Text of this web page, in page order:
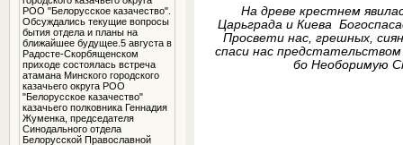
РОО "Белорусское казачество".
Обсуждались текущие вопросы
бытия отдела и планы на
ближайшее будущее.5 августа в
Радосте-Скорбященском
приходе состоялась встреча
атамана Минского городского
казачьего округа РОО
"Белорусское казачество"
казачьего полковника Геннадия
Жуменка, председателя
Синодального отдела
Белорусской Православной
На древе крестнем
Царьграда и Киева
Просвети нас, грешных,
спаси нас
бо Необоримую